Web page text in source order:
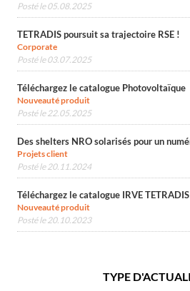
Posté le 05.08.2025
TETRADIS poursuit sa trajectoire RSE !
Corporate
Posté le 03.07.2025
Téléchargez le catalogue Photovoltaïque
Nouveauté produit
Posté le 22.05.2025
Des shelters NRO solarisés pour un
Projets client
Posté le 20.11.2024
Téléchargez le catalogue IRVE TETRADIS
Nouveauté produit
Posté le 20.10.2023
TYPE